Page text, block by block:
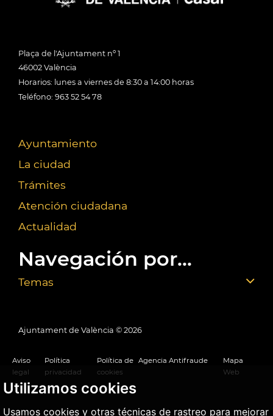
Utilizamos cookies
Usamos cookies y otras técnicas de rastreo para mejorar
Plaça de l'Ajuntament nº 1
46002 València
Horarios: lunes a viernes de 8:30 a 14:00 horas
Teléfono: 963 52 54 78
Ayuntamiento
La ciudad
Trámites
Atención ciudadana
Actualidad
Navegación por...
Temas
Ajuntament de València © 2026
Aviso
legal
Política
privacidad
Política de
cookies
Agencia Antifraude
Mapa
Web